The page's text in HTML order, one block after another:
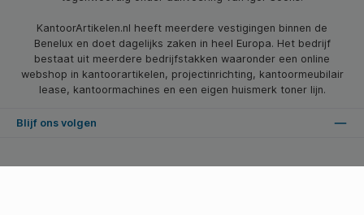
KantoorArtikelen.nl heeft meerdere vestigingen binnen de
Benelux en doet dagelijks zaken in heel Europa. Het bedrijf
bestaat uit meerdere bedrijfstakken waaronder een online
webshop in kantoorartikelen, projectinrichting, kantoormeubilair
lease, kantoormachines en een eigen huismerk toner lijn.
Blijf ons volgen